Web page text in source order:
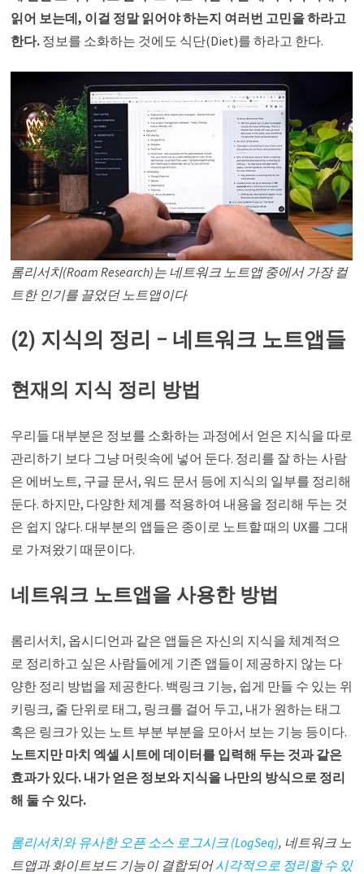
읽어 보는데, 이걸 정말 읽어야 하는지 여러번 고민을 하라고
한다. 정보를 소화하는 것에도 식단(Diet)를 하라고 한다.
롬리서치(Roam Research)는 네트워크 노트앱 중에서 가장 컬
트한 인기를 끌었던 노트앱이다
(2) 지식의 정리 – 네트워크 노트앱들
현재의 지식 정리 방법
우리들 대부분은 정보를 소화하는 과정에서 얻은 지식을 따로
관리하기 보다 그냥 머릿속에 넣어 둔다. 정리를 잘 하는 사람
은 에버노트, 구글 문서, 워드 문서 등에 지식의 일부를 정리해
둔다. 하지만, 다양한 체계를 적용하여 내용을 정리해 두는 것
은 쉽지 않다. 대부분의 앱들은 종이로 노트할 때의 UX를 그대
로 가져왔기 때문이다.
네트워크 노트앱을 사용한 방법
롬리서치, 옵시디언과 같은 앱들은 자신의 지식을 체계적으
로 정리하고 싶은 사람들에게 기존 앱들이 제공하지 않는 다
양한 정리 방법을 제공한다. 백링크 기능, 쉽게 만들 수 있는 위
키링크, 줄 단위로 태그, 링크를 걸어 두고, 내가 원하는 태그
혹은 링크가 있는 노트 부분 부분을 모아서 보는 기능 등이다.
노트지만 마치 엑셀 시트에 데이터를 입력해 두는 것과 같은
효과가 있다. 내가 얻은 정보와 지식을 나만의 방식으로 정리
해 둘 수 있다.
롬리서치와 유사한 오픈 소스 로그시크 (LogSeq), 네트워크 노
트앱과 화이트보드 기능이 결합되어시각적으로 정리할 수 있